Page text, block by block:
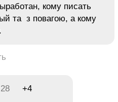
кому писать
та з повагою, а кому
+4